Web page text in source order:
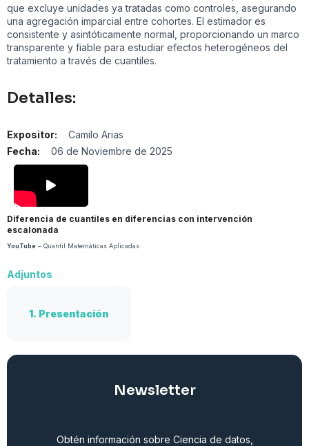
que excluye unidades ya tratadas como controles, asegurando
una agregación imparcial entre cohortes. El estimador es
consistente y asintóticamente normal, proporcionando un marco
transparente y fiable para estudiar efectos heterogéneos del
tratamiento a través de cuantiles.
Detalles:
Expositor:
Camilo Arias
Fecha:
06 de Noviembre de 2025
Diferencia de cuantiles en diferencias con intervención
escalonada
YouTube – Quantil Matemáticas Aplicadas
Adjuntos
1. Presentación
Newsletter
Obtén información sobre Ciencia de datos,